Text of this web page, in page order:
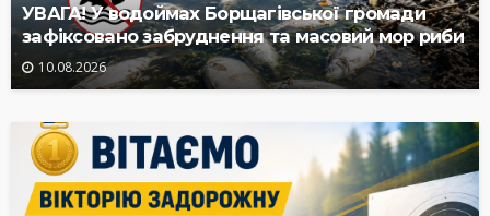
УВАГА! У водоймах Борщагівської громади
зафіксовано забруднення та масовий мор риби
10.08.2026